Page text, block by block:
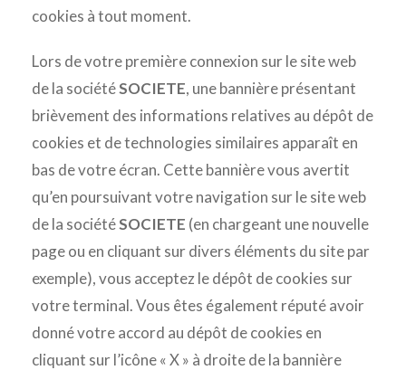
cookies à tout moment.
Lors de votre première connexion sur le site web
de la sociétéSOCIETE, une bannière présentant
brièvement des informations relatives au dépôt de
cookies et de technologies similaires apparaît en
bas de votre écran. Cette bannière vous avertit
qu’en poursuivant votre navigation sur le site web
de la sociétéSOCIETE (en chargeant une nouvelle
page ou en cliquant sur divers éléments du site par
exemple), vous acceptez le dépôt de cookies sur
votre terminal. Vous êtes également réputé avoir
donné votre accord au dépôt de cookies en
cliquant sur l’icône « X » à droite de la bannière